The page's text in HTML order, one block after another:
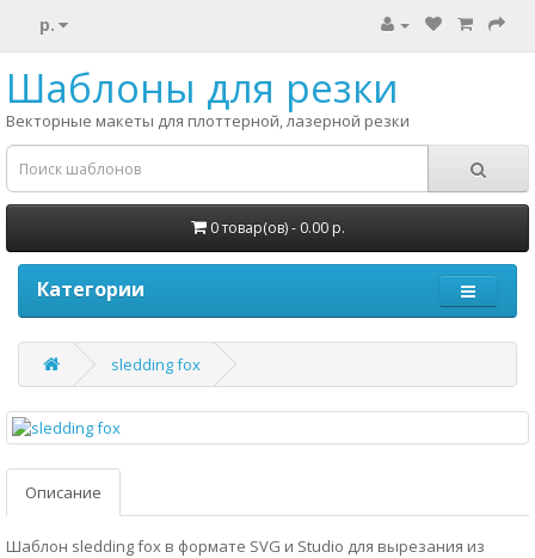
р.
Шаблоны для резки
Векторные макеты для плоттерной, лазерной резки
0 товар(ов) - 0.00 р.
Категории
sledding fox
Описание
Шаблон sledding fox в формате SVG и Studio для вырезания из